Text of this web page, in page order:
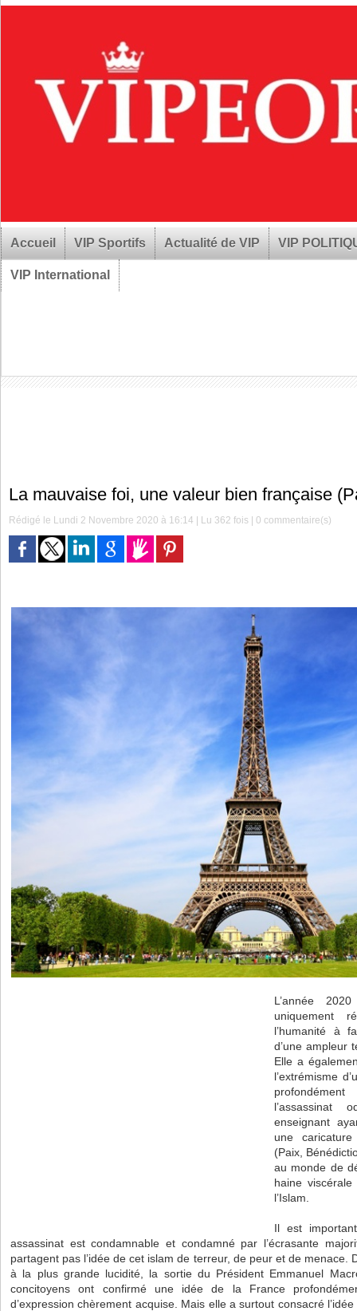
Accueil VIP Sportifs Actualité de VIP VIP
VIP International
La mauvaise foi, une valeur bien française
Rédigé le Lundi 2 Novembre 2020 à 16:14 | Lu 362 fois |0 commentaire(s)
L’année
uniquement
l’humanité à
d’une ampleur
Elle a
l’extrémisme
l’assassinat
enseignant
une
(Paix,
au monde de
haine
l’Islam.
Il est
assassinat est condamnable et condamné par l’écrasante
partagent pas l’idée de cet islam de terreur, de peur et de menace.
à la plus grande lucidité, la sortie du Président Emmanuel
concitoyens ont confirmé une idée de la France
d’expression chèrement acquise. Mais elle a surtout consacré